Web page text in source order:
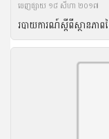
ចេញ​ផ្សាយ​ ១៨ សីហា ២០១៧